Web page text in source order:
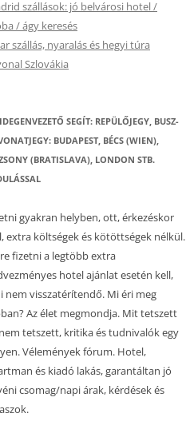
szállások: jó belvárosi hotel /
/ ágy keresés
szállás, nyaralás és hegyi túra
Szlovákia
SEGÍT: REPÜLŐJEGY, BUSZ-
BUDAPEST, BÉCS (WIEN),
(BRATISLAVA), LONDON STB.
gyakran helyben, ott, érkezéskor
extra költségek és kötöttségek nélkül.
fizetni a legtöbb extra
hotel ajánlat esetén kell,
nem visszatérítendő. Mi éri meg
Az élet megmondja. Mit tetszett
tetszett, kritika és tudnivalók egy
Vélemények fórum. Hotel,
és kiadó lakás, garantáltan jó
csomag/napi árak, kérdések és